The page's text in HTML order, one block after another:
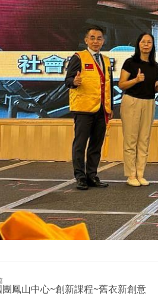
鳳山中心~創新課程~舊衣新創意